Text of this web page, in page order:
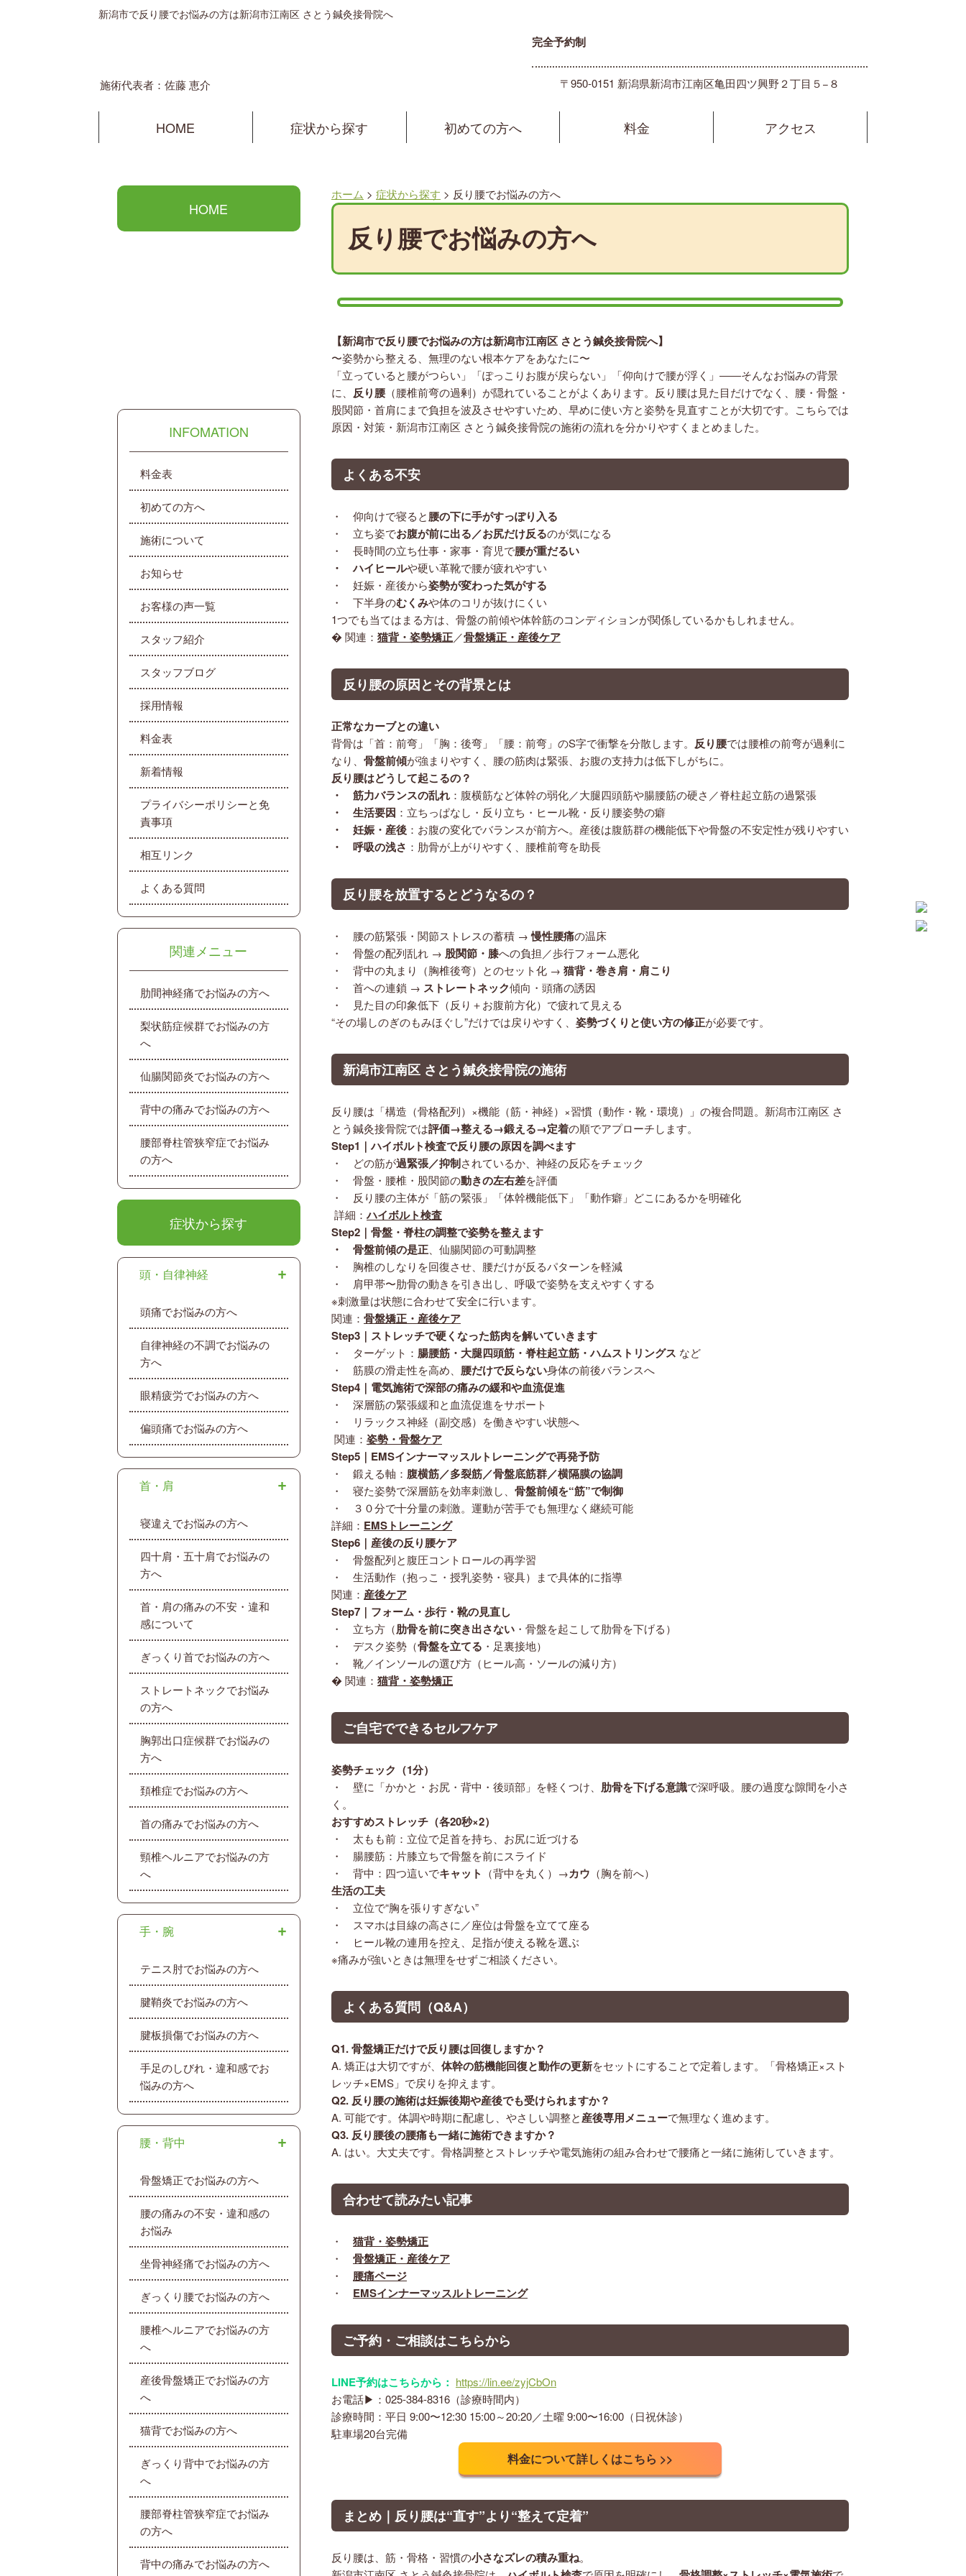
新潟市で反り腰でお悩みの方は新潟市江南区 さとう鍼灸接骨院へ
施術代表者：佐藤 恵介
完全予約制
〒950-0151 新潟県新潟市江南区亀田四ツ興野２丁目５−８
HOME 症状から探す 初めての方へ 料金 アクセス
ホーム > 症状から探す > 反り腰でお悩みの方へ
反り腰でお悩みの方へ
【新潟市で反り腰でお悩みの方は新潟市江南区 さとう鍼灸接骨院へ】
〜姿勢から整える、無理のない根本ケアをあなたに〜
「立っていると腰がつらい」「ぽっこりお腹が戻らない」「仰向けで腰が浮く」――そんなお悩みの背景
に、 反り腰 （腰椎前弯の過剰）が隠れていることがよくあります。反り腰は見た目だけでなく、腰・骨盤・
股関節・首肩にまで負担を波及させやすいため、早めに使い方と姿勢を見直すことが大切です。こちらでは
原因・対策・新潟市江南区 さとう鍼灸接骨院の施術の流れを分かりやすくまとめました。
よくある不安
・ 仰向けで寝ると腰の下に手がすっぽり入る
・ 立ち姿でお腹が前に出る／お尻だけ反るのが気になる
・ 長時間の立ち仕事・家事・育児で腰が重だるい
・ハイヒールや硬い革靴で腰が疲れやすい
・ 妊娠・産後から姿勢が変わった気がする
・ 下半身のむくみや体のコリが抜けにくい
1つでも当てはまる方は、骨盤の前傾や体幹筋のコンディションが関係しているかもしれません。
� 関連： 猫背・姿勢矯正／骨盤矯正・産後ケア
反り腰の原因とその背景とは
正常なカーブとの違い
背骨は「首：前弯」「胸：後弯」「腰：前弯」のS字で衝撃を分散します。 反り腰では腰椎の前弯が過剰に
なり、 骨盤前傾が強まりやすく、腰の筋肉は緊張、お腹の支持力は低下しがちに。
反り腰はどうして起こるの？
・ 筋力バランスの乱れ ：腹横筋など体幹の弱化／大腿四頭筋や腸腰筋の硬さ／脊柱起立筋の過緊張
・ 生活要因 ：立ちっぱなし・反り立ち・ヒール靴・反り腰姿勢の癖
・ 妊娠・産後 ：お腹の変化でバランスが前方へ。産後は腹筋群の機能低下や骨盤の不安定性が残りやすい
・ 呼吸の浅さ ：肋骨が上がりやすく、腰椎前弯を助長
反り腰を放置するとどうなるの？
・ 腰の筋緊張・関節ストレスの蓄積 →慢性腰痛の温床
・ 骨盤の配列乱れ → 股関節・膝への負担／歩行フォーム悪化
・ 背中の丸まり（胸椎後弯）とのセット化 → 猫背・巻き肩・肩こり
・ 首への連鎖 → ストレートネック傾向・頭痛の誘因
・ 見た目の印象低下（反り＋お腹前方化）で疲れて見える
“その場しのぎのもみほぐし”だけでは戻りやすく、 姿勢づくりと使い方の修正が必要です。
新潟市江南区 さとう鍼灸接骨院の施術
反り腰は「構造（骨格配列）×機能（筋・神経）×習慣（動作・靴・環境）」の複合問題。新潟市江南区 さ
とう鍼灸接骨院では評価→整える→鍛える→定着の順でアプローチします。
Step1｜ハイボルト検査で反り腰の原因を調べます
・ どの筋が過緊張／抑制されているか、神経の反応をチェック
・ 骨盤・腰椎・股関節の動きの左右差を評価
・ 反り腰の主体が「筋の緊張」「体幹機能低下」「動作癖」どこにあるかを明確化
詳細：ハイボルト検査
Step2｜骨盤・脊柱の調整で姿勢を整えます
・ 骨盤前傾の是正 、仙腸関節の可動調整
・ 胸椎のしなりを回復させ、腰だけが反るパターンを軽減
・ 肩甲帯〜肋骨の動きを引き出し、呼吸で姿勢を支えやすくする
※刺激量は状態に合わせて安全に行います。
関連： 骨盤矯正・産後ケア
Step3｜ストレッチで硬くなった筋肉を解いていきます
・ ターゲット： 腸腰筋・大腿四頭筋・脊柱起立筋・ハムストリングス など
・ 筋膜の滑走性を高め、 腰だけで反らない身体の前後バランスへ
Step4｜電気施術で深部の痛みの緩和や血流促進
・ 深層筋の緊張緩和と血流促進をサポート
・ リラックス神経（副交感）を働きやすい状態へ
関連： 姿勢・骨盤ケア
Step5｜EMSインナーマッスルトレーニングで再発予防
・ 鍛える軸： 腹横筋／多裂筋／骨盤底筋群／横隔膜の協調
・ 寝た姿勢で深層筋を効率刺激し、 骨盤前傾を“筋”で制御
・ ３０分で十分量の刺激。運動が苦手でも無理なく継続可能
詳細： EMSトレーニング
Step6｜産後の反り腰ケア
・ 骨盤配列と腹圧コントロールの再学習
・ 生活動作（抱っこ・授乳姿勢・寝具）まで具体的に指導
関連： 産後ケア
Step7｜フォーム・歩行・靴の見直し
・ 立ち方（肋骨を前に突き出さない ・骨盤を起こして肋骨を下げる）
・ デスク姿勢（骨盤を立てる ・足裏接地）
・ 靴／インソールの選び方（ヒール高・ソールの減り方）
� 関連： 猫背・姿勢矯正
ご自宅でできるセルフケア
姿勢チェック（1分）
・ 壁に「かかと・お尻・背中・後頭部」を軽くつけ、 肋骨を下げる意識で深呼吸。腰の過度な隙間を小さ
く。
おすすめストレッチ（各20秒×2）
・ 太もも前：立位で足首を持ち、お尻に近づける
・ 腸腰筋：片膝立ちで骨盤を前にスライド
・ 背中：四つ這いでキャット （背中を丸く）→カウ （胸を前へ）
生活の工夫
・ 立位で“胸を張りすぎない”
・ スマホは目線の高さに／座位は骨盤を立てて座る
・ ヒール靴の連用を控え、足指が使える靴を選ぶ
※痛みが強いときは無理をせずご相談ください。
よくある質問（Q&A）
Q1. 骨盤矯正だけで反り腰は回復しますか？
A. 矯正は大切ですが、 体幹の筋機能回復と動作の更新をセットにすることで定着します。「骨格矯正×スト
レッチ×EMS」で戻りを抑えます。
Q2. 反り腰の施術は妊娠後期や産後でも受けられますか？
A. 可能です。体調や時期に配慮し、やさしい調整と産後専用メニューで無理なく進めます。
Q3. 反り腰後の腰痛も一緒に施術できますか？
A. はい。大丈夫です。骨格調整とストレッチや電気施術の組み合わせで腰痛と一緒に施術していきます。
合わせて読みたい記事
・ 猫背・姿勢矯正
・ 骨盤矯正・産後ケア
・ 腰痛ページ
・ EMSインナーマッスルトレーニング
ご予約・ご相談はこちらから
LINE予約はこちらから： https://lin.ee/zyjCbOn
お電話▶：025-384-8316（診療時間内）
診療時間：平日 9:00〜12:30 15:00～20:20／土曜 9:00〜16:00（日祝休診）
駐車場20台完備
料金について詳しくはこちら >>
まとめ｜反り腰は“直す”より“整えて定着”
反り腰は、筋・骨格・習慣の小さなズレの積み重ね。
HOME
INFOMATION
料金表
初めての方へ
施術について
お知らせ
お客様の声一覧
スタッフ紹介
スタッフブログ
採用情報
料金表
新着情報
プライバシーポリシーと免
責事項
相互リンク
よくある質問
関連メニュー
肋間神経痛でお悩みの方へ
梨状筋症候群でお悩みの方
へ
仙腸関節炎でお悩みの方へ
背中の痛みでお悩みの方へ
腰部脊柱管狭窄症でお悩み
の方へ
症状から探す
頭・自律神経
頭痛でお悩みの方へ
自律神経の不調でお悩みの
方へ
眼精疲労でお悩みの方へ
偏頭痛でお悩みの方へ
首・肩
寝違えでお悩みの方へ
四十肩・五十肩でお悩みの
方へ
首・肩の痛みの不安・違和
感について
ぎっくり首でお悩みの方へ
ストレートネックでお悩み
の方へ
胸郭出口症候群でお悩みの
方へ
頚椎症でお悩みの方へ
首の痛みでお悩みの方へ
頸椎ヘルニアでお悩みの方
へ
手・腕
テニス肘でお悩みの方へ
腱鞘炎でお悩みの方へ
腱板損傷でお悩みの方へ
手足のしびれ・違和感でお
悩みの方へ
腰・背中
骨盤矯正でお悩みの方へ
腰の痛みの不安・違和感の
お悩み
坐骨神経痛でお悩みの方へ
ぎっくり腰でお悩みの方へ
腰椎ヘルニアでお悩みの方
へ
産後骨盤矯正でお悩みの方
へ
猫背でお悩みの方へ
ぎっくり背中でお悩みの方
へ
腰部脊柱管狭窄症でお悩み
の方へ
背中の痛みでお悩みの方へ